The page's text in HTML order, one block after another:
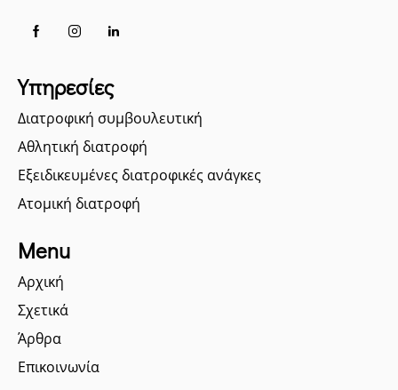
Υπηρεσίες
Διατροφική συμβουλευτική
Αθλητική διατροφή
Εξειδικευμένες διατροφικές ανάγκες
Ατομική διατροφή
Menu
Αρχική
Σχετικά
Άρθρα
Επικοινωνία